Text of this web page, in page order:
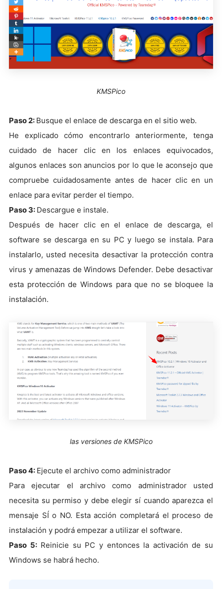
KMSPico
Paso 2: Busque el enlace de descarga en el sitio web.
He explicado cómo encontrarlo anteriormente, tenga
cuidado de hacer clic en los enlaces equivocados,
algunos enlaces son anuncios por lo que le aconsejo que
compruebe cuidadosamente antes de hacer clic en un
enlace para evitar perder el tiempo.
Paso 3: Descargue e instale.
Después de hacer clic en el enlace de descarga, el
software se descarga en su PC y luego se instala. Para
instalarlo, usted necesita desactivar la protección contra
virus y amenazas de Windows Defender. Debe desactivar
esta protección de Windows para que no se bloquee la
instalación.
las versiones de KMSPico
Paso 4: Ejecute el archivo como administrador
Para ejecutar el archivo como administrador usted
necesita su permiso y debe elegir sí cuando aparezca el
mensaje SÍ o NO. Esta acción completará el proceso de
instalación y podrá empezar a utilizar el software.
Paso 5:Reinicie su PC y entonces la activación de su
Windows se habrá hecho.